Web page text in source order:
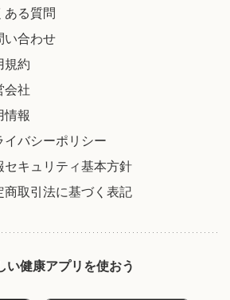
ある質問
い合わせ
規約
会社
情報
イバシーポリシー
セキュリティ基本方針
商取引法に基づく表記
い健康アプリを使おう